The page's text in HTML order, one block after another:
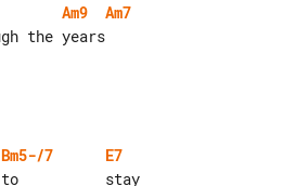
Am9
Am7
Bm5-/7
E7